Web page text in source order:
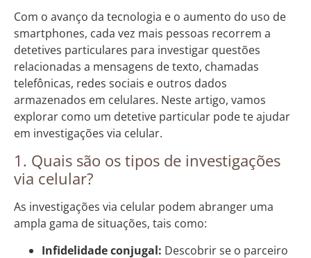
Com o avanço da tecnologia e o aumento do uso de
smartphones, cada vez mais pessoas recorrem a
detetives particulares para investigar questões
relacionadas a mensagens de texto, chamadas
telefônicas, redes sociais e outros dados
armazenados em celulares. Neste artigo, vamos
explorar como um detetive particular pode te ajudar
em investigações via celular.
1. Quais são os tipos de investigações
via celular?
As investigações via celular podem abranger uma
ampla gama de situações, tais como:
Infidelidade conjugal: Descobrir se o parceiro